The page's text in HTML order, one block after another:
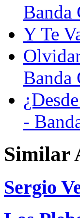
Banda
Y Te
Banda
-
Similar
Sergio